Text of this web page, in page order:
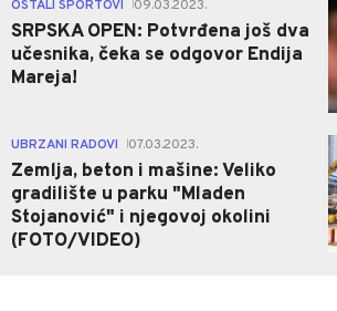
OSTALI SPORTOVI 09.03.2023.
SRPSKA OPEN: Potvrđena još dva
učesnika, čeka se odgovor Endija
Mareja!
UBRZANI RADOVI 07.03.2023.
Zemlja, beton i mašine: Veliko
gradilište u parku "Mladen
Stojanović" i njegovoj okolini
(FOTO/VIDEO)